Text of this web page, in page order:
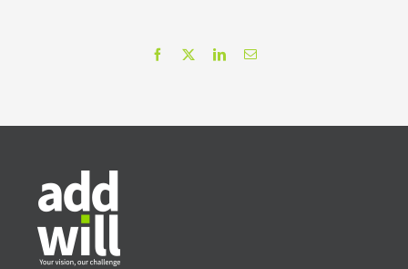
Facebook LinkedInCorreo